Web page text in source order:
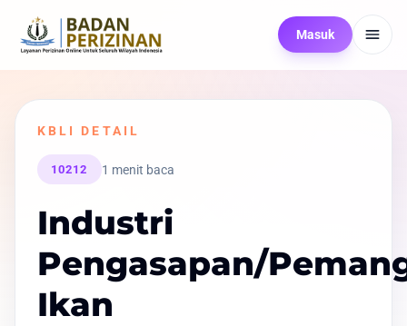
Masuk
KBLI DETAIL
10212 1 menit baca
Industri
Pengasapan/
Ikan